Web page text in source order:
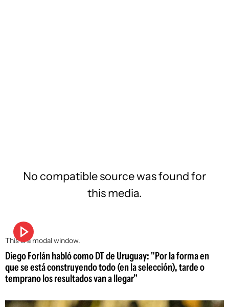
This is a modal window.
No compatible source was found for
this media.
Diego Forlán habló como DT de Uruguay: "Por la forma en
que se está construyendo todo (en la selección), tarde o
temprano los resultados van a llegar"